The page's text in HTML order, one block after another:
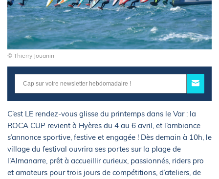
© Thierry Jouanin
C’est LE rendez-vous glisse du printemps dans le Var : la
ROCA CUP revient à Hyères du 4 au 6 avril, et l’ambiance
s’annonce sportive, festive et engagée ! Dès demain à 10h, le
village du festival ouvrira ses portes sur la plage de
l’Almanarre, prêt à accueillir curieux, passionnés, riders pro
et amateurs pour trois jours de compétitions, d’ateliers, de